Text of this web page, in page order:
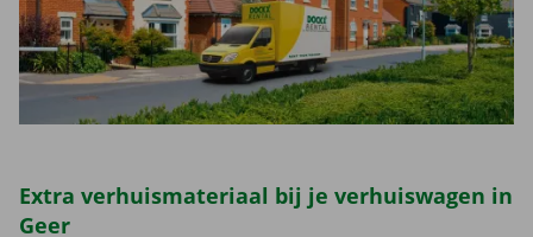
Extra verhuismateriaal bij je verhuiswagen in
Geer